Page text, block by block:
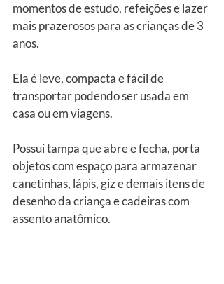
momentos de estudo, refeições e lazer
mais prazerosos para as crianças de 3
anos.
Ela é leve, compacta e fácil de
transportar podendo ser usada em
casa ou em viagens.
Possui tampa que abre e fecha, porta
objetos com espaço para armazenar
canetinhas, lápis, giz e demais itens de
desenho da criança e cadeiras com
assento anatômico.